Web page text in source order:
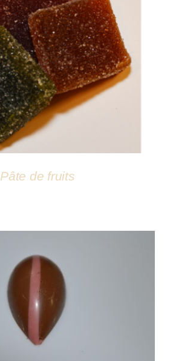
DÉTAILS
Pâte de fruits
DÉTAILS